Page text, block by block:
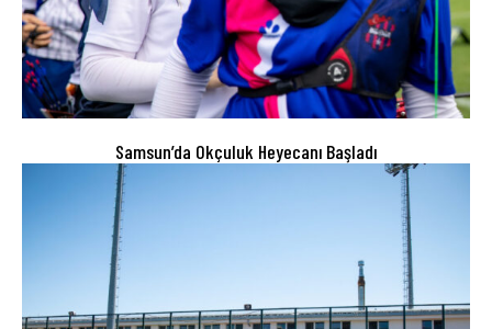
Samsun’da Okçuluk Heyecanı Başladı